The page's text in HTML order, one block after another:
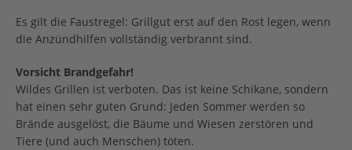
Es gilt die Faustregel: Grillgut erst auf den Rost legen, wenn
die Anzündhilfen vollständig verbrannt sind.
Vorsicht Brandgefahr!
Wildes Grillen ist verboten. Das ist keine Schikane, sondern
hat einen sehr guten Grund: Jeden Sommer werden so
Brände ausgelöst, die Bäume und Wiesen zerstören und
Tiere (und auch Menschen) töten.